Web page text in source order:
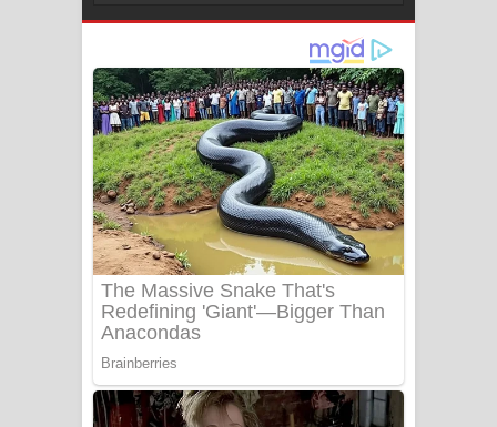
අම්මා ගීතයේ පද පෙළ
Gemak Deela Song Lyrics - ගේමක් දීලා
ගීතයේ පද පෙළ
Niwuna Numba Hinda Song Lyrics -
නිවුනා නුඹ හින්දා ගීතයේ පද පෙළ
Numba Dun Aadare Song Lyrics - නුඹ
දුන් ආදරේ ගීතයේ පද පෙළ
Liyamuda Dan Anagathe Song Lyrics